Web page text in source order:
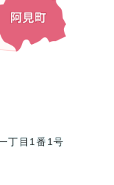
丁目1番1号